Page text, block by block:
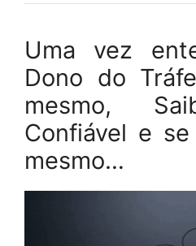
Uma vez
Dono do
mesmo,
Confiável e
mesmo…